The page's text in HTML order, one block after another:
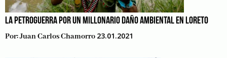
LA PETROGUERRA POR UN MILLONARIO DAÑO AMBIENTAL EN LORETO
Por:Juan Carlos Chamorro 23.01.2021